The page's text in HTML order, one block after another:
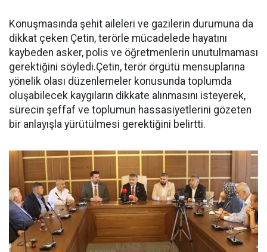
Konuşmasında şehit aileleri ve gazilerin durumuna da
dikkat çeken Çetin, terörle mücadelede hayatını
kaybeden asker, polis ve öğretmenlerin unutulmaması
gerektiğini söyledi.Çetin, terör örgütü mensuplarına
yönelik olası düzenlemeler konusunda toplumda
oluşabilecek kaygıların dikkate alınmasını isteyerek,
sürecin şeffaf ve toplumun hassasiyetlerini gözeten
bir anlayışla yürütülmesi gerektiğini belirtti.